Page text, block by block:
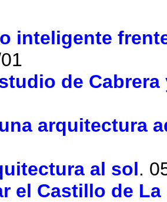
inteligente
de Cabrera
una arquitectura
al sol.
el Castillo de La